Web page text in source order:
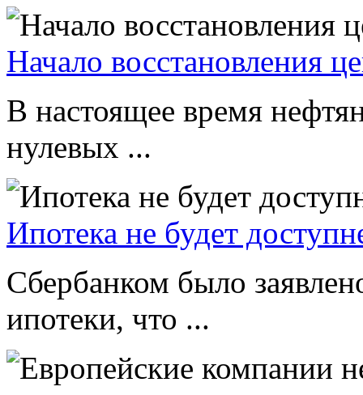
Начало восстановления
В настоящее время
нулевых ...
Ипотека не будет
Сбербанком было
ипотеки, что ...